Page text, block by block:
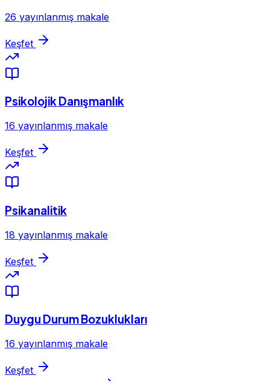
26 yayınlanmış makale
Keşfet
Psikolojik Danışmanlık
16 yayınlanmış makale
Keşfet
Psikanalitik
18 yayınlanmış makale
Keşfet
Duygu Durum Bozuklukları
16 yayınlanmış makale
Keşfet